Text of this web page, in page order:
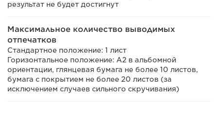
результат не будет достигнут
Максимальное количество выводимых
отпечатков
Стандартное положение: 1 лист
Горизонтальное положение: A2 в альбомной
ориентации, глянцевая бумага не более 10 листов,
бумага с покрытием не более 20 листов (за
исключением случаев сильного скручивания)